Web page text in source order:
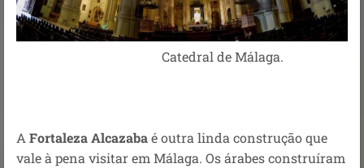
Catedral de Málaga.
A Fortaleza Alcazabaé outra linda construção que
vale à pena visitar em Málaga. Os árabes construíram